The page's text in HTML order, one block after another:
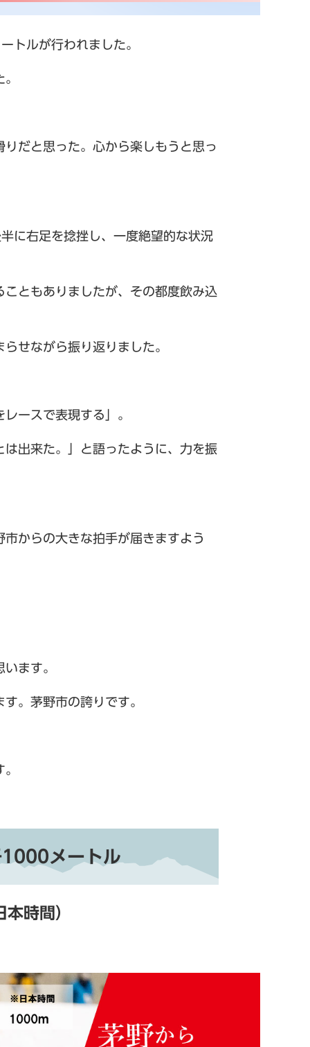
トルが行われました。
だと思った。心から楽しもうと思っ
に右足を捻挫し、一度絶望的な状況
ともありましたが、その都度飲み込
せながら振り返りました。
ースで表現する」。
出来た。」と語ったように、力を振
からの大きな拍手が届きますよう
ます。
。茅野市の誇りです。
メートル
時間）